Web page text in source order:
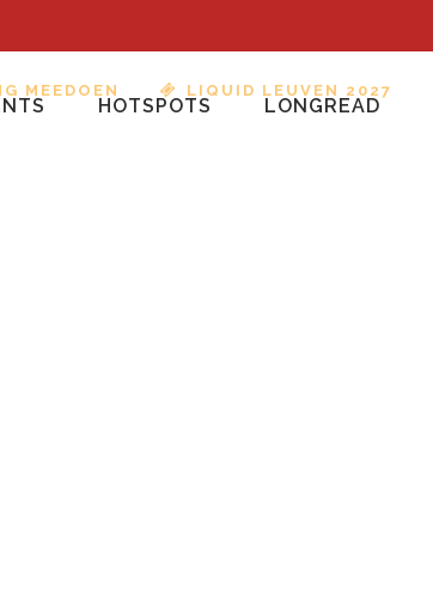
MEEDOEN LIQUID LEUVEN 2027
HOTSPOTS LONGREAD